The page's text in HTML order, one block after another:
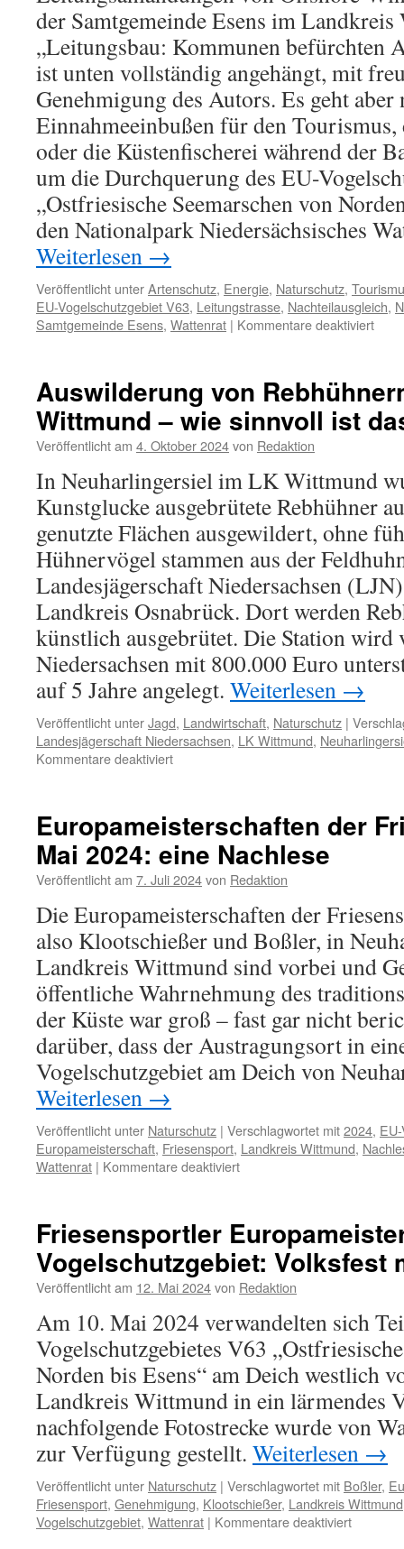
der Samtgemeinde Esens im
„Leitungsbau: Kommunen befürchten
ist unten vollständig angehängt, mit
Genehmigung des Autors. Es geht
Einnahmeeinbußen für den
oder die Küstenfischerei während der
um die Durchquerung des EU-
„Ostfriesische Seemarschen von
den Nationalpark Niedersächsisches
Weiterlesen →
Veröffentlicht unterArtenschutz, Energie, Naturschutz,
EU-Vogelschutzgebiet V63, Leitungstrasse, Nachteilausgleich,
Samtgemeinde Esens, Wattenrat | Kommentare deaktiviertfür
der
–
und
das
EU-
Auswilderung von
Wittmund – wie sinnvoll ist
Veröffentlicht am 4. Oktober 2024von Redaktion
In Neuharlingersiel im LK Wittmund
Kunstglucke ausgebrütete Rebhühner
genutzte Flächen ausgewildert, ohne
Hühnervögel stammen aus der
Landesjägerschaft Niedersachsen
Landkreis Osnabrück. Dort werden
künstlich ausgebrütet. Die Station wird
Niedersachsen mit 800.000 Euro
auf 5 Jahre angelegt. Weiterlesen →
Veröffentlicht unterJagd, Landwirtschaft, Naturschutz |
Landesjägerschaft Niedersachsen, LK Wittmund,
Kommentare deaktiviertfür
im
Landkreis
Wittmund
–
sinnvoll
ist
Europameisterschaften der
Mai 2024: eine Nachlese
Veröffentlicht am 7. Juli 2024von Redaktion
Die Europameisterschaften der
also Klootschießer und Boßler, in
Landkreis Wittmund sind vorbei und
öffentliche Wahrnehmung des
der Küste war groß – fast gar nicht
darüber, dass der Austragungsort in
Vogelschutzgebiet am Deich von
Weiterlesen →
Veröffentlicht unter Naturschutz | Verschlagwortet mit2024,
Europameisterschaft, Friesensport, Landkreis Wittmund,
Wattenrat | Kommentare deaktiviertfür
im
Mai
2024:
eine
Friesensportler
Vogelschutzgebiet: Volksfest
Veröffentlicht am 12. Mai 2024von Redaktion
Am 10. Mai 2024 verwandelten sich
Vogelschutzgebietes V63
Norden bis Esens“ am Deich westlich
Landkreis Wittmund in ein lärmendes
nachfolgende Fotostrecke wurde von
zur Verfügung gestellt. Weiterlesen →
Veröffentlicht unter Naturschutz | Verschlagwortet mit Boßler,
Friesensport, Genehmigung, Klootschießer, Landkreis Wittmund
Vogelschutzgebiet, Wattenrat | Kommentare deaktiviertfür